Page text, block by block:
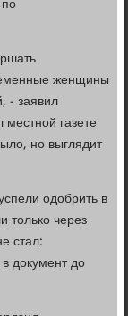
женщины
- заявил
газете
но выглядит
одобрить в
только через
стал:
документ до